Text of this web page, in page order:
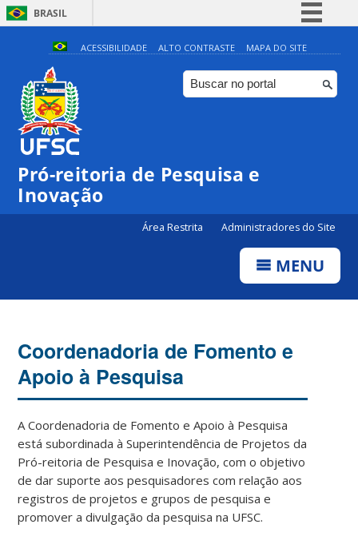
BRASIL
Simplifique!
Comunica BR
Participe
Canais
ACESSIBILIDADE ALTO CONTRASTE MAPA DO SITE
Pró-reitoria de Pesquisa e
Inovação
Área Restrita Administradores do Site
MENU
Coordenadoria de Fomento e
Apoio à Pesquisa
A Coordenadoria de Fomento e Apoio à Pesquisa
está subordinada à Superintendência de Projetos da
Pró-reitoria de Pesquisa e Inovação, com o objetivo
de dar suporte aos pesquisadores com relação aos
registros de projetos e grupos de pesquisa e
promover a divulgação da pesquisa na UFSC.